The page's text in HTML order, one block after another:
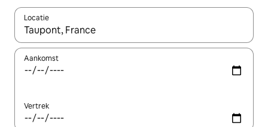
Locatie
Wanneer er resultaten beschikbaar zijn, maak je een keuze
Aankomst
Vertrek